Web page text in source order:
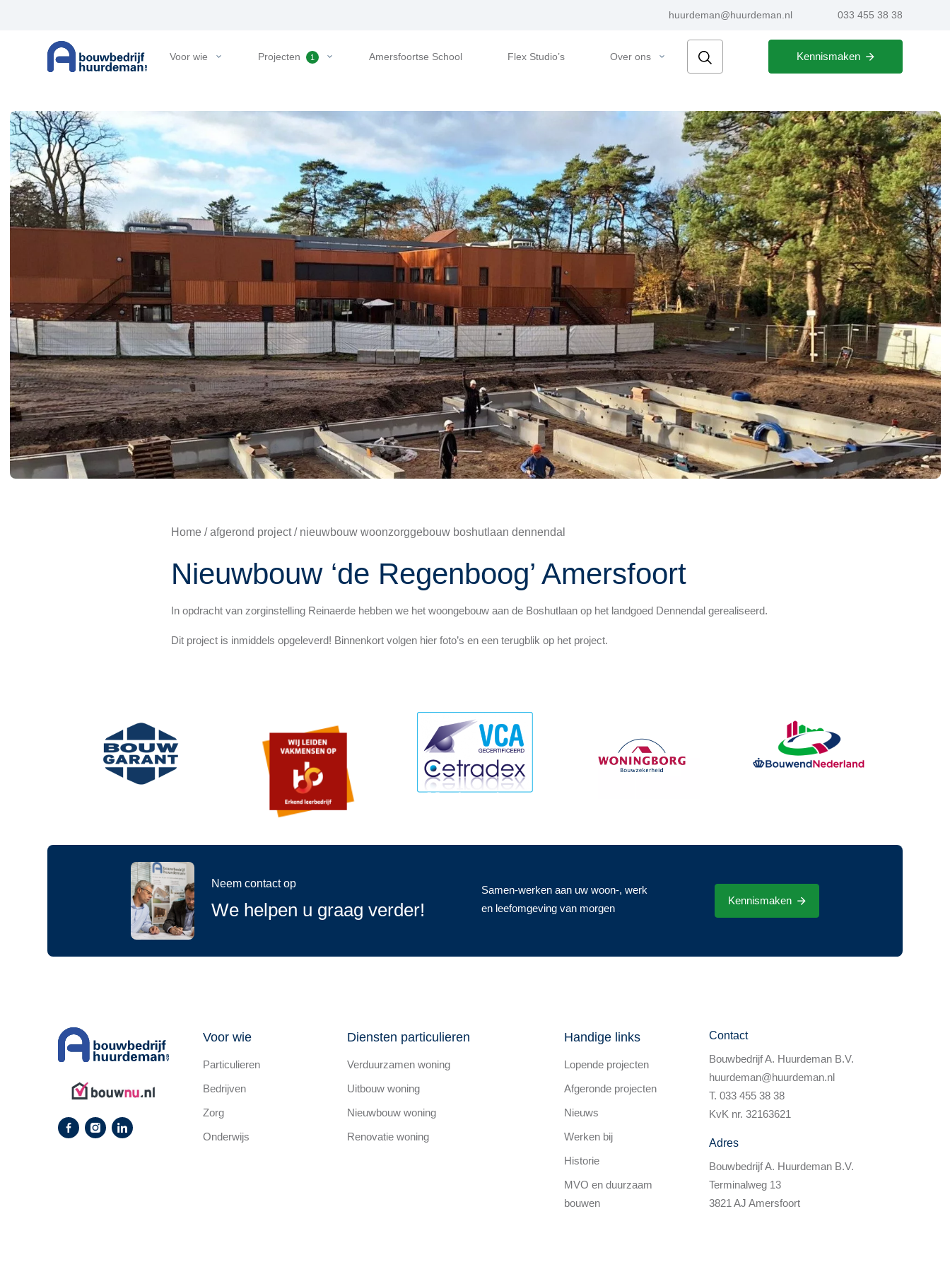
huurdeman@huurdeman.nl 033 455 38 38
Voor wie Projecten 1 Amersfoortse School Flex Studio’s Over ons Kennismaken
Home /afgerond project/ nieuwbouw woonzorggebouw boshutlaan dennendal
Nieuwbouw ‘de Regenboog’ Amersfoort
In opdracht van zorginstelling Reinaerde hebben we het woongebouw aan de Boshutlaan op het landgoed Dennendal gerealiseerd.
Dit project is inmiddels opgeleverd! Binnenkort volgen hier foto’s en een terugblik op het project.
Neem contact op
We helpen u graag verder!
Samen-werken aan uw woon-, werk
en leefomgeving van morgen
Kennismaken
Voor wie
Particulieren
Bedrijven
Zorg
Onderwijs
Diensten particulieren
Verduurzamen woning
Uitbouw woning
Nieuwbouw woning
Renovatie woning
Handige links
Lopende projecten
Afgeronde projecten
Nieuws
Werken bij
Historie
MVO en duurzaam
bouwen
Contact
Bouwbedrijf A. Huurdeman B.V.
huurdeman@huurdeman.nl
T. 033 455 38 38
KvK nr. 32163621
Adres
Bouwbedrijf A. Huurdeman B.V.
Terminalweg 13
3821 AJ Amersfoort